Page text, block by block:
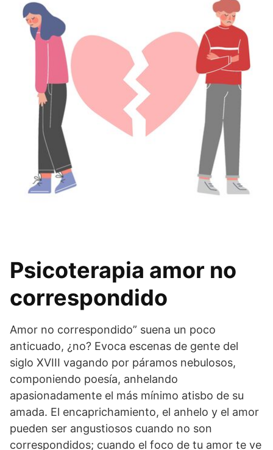
Psicoterapia amor no
correspondido
Amor no correspondido” suena un poco
anticuado, ¿no? Evoca escenas de gente del
siglo XVIII vagando por páramos nebulosos,
componiendo poesía, anhelando
apasionadamente el más mínimo atisbo de su
amada. El encaprichamiento, el anhelo y el amor
pueden ser angustiosos cuando no son
correspondidos; cuando el foco de tu amor te ve